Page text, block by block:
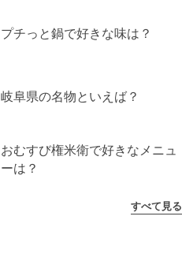
プチっと鍋で好きな味は？
岐阜県の名物といえば？
おむすび権米衛で好きなメニュ
ーは？
すべて見る